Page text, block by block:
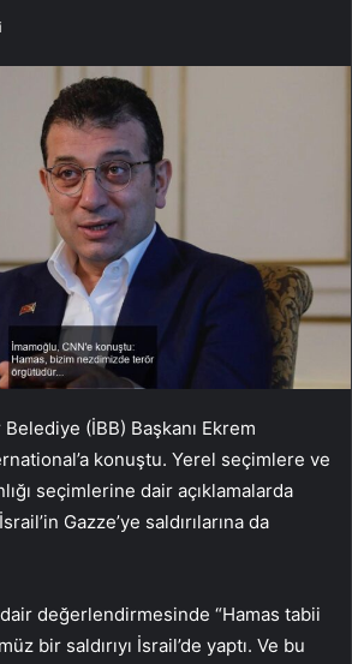
(İBB) Başkanı Ekrem
konuştu. Yerel seçimlere ve
seçimlerine dair açıklamalarda
Gazze’ye saldırılarına da
dair değerlendirmesinde “Hamas tabii
bir saldırıyı İsrail’de yaptı. Ve bu